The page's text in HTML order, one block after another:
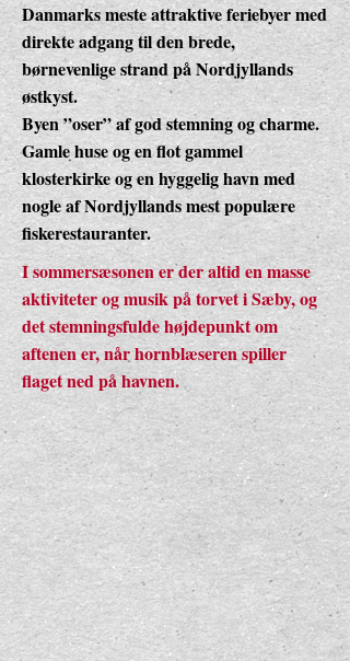
Danmarks meste attraktive feriebyer med
direkte adgang til den brede,
børnevenlige strand på Nordjyllands
østkyst.
Byen ”oser” af god stemning og charme.
Gamle huse og en flot gammel
klosterkirke og en hyggelig havn med
nogle af Nordjyllands mest populære
fiskerestauranter.
I sommersæsonen er der altid en masse
aktiviteter og musik på torvet i Sæby, og
det stemningsfulde højdepunkt om
aftenen er, når hornblæseren spiller
flaget ned på havnen.